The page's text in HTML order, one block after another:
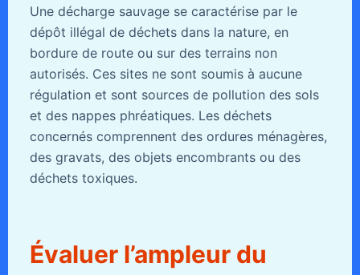
Une décharge sauvage se caractérise par le
dépôt illégal de déchets dans la nature, en
bordure de route ou sur des terrains non
autorisés. Ces sites ne sont soumis à aucune
régulation et sont sources de pollution des sols
et des nappes phréatiques. Les déchets
concernés comprennent des ordures ménagères,
des gravats, des objets encombrants ou des
déchets toxiques.
Évaluer l’ampleur du